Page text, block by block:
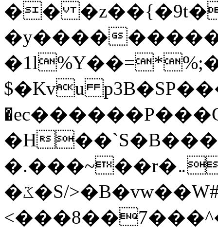
��
�y����
$�Kvu
�H
�.���~��r�޼�}�܅�mؕWu���K}
�ػ�S/>�B�vw��W#�I��*]\W��)Ħ�1��fC}